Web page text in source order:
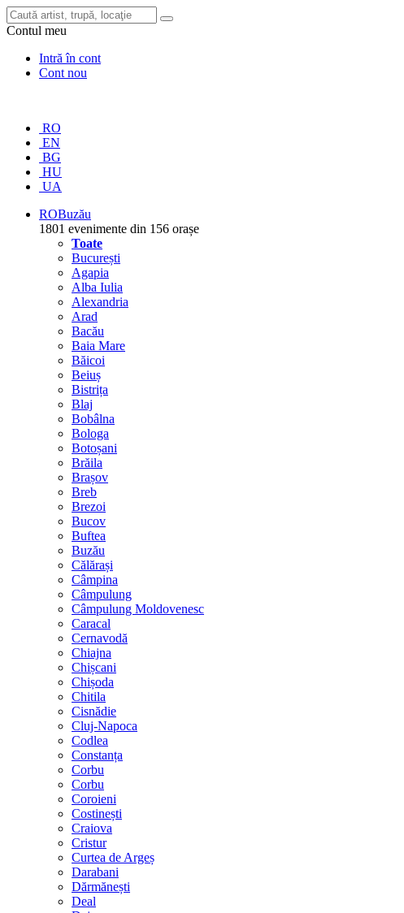
Contul meu
Intră în cont
Cont nou
RO
EN
BG
HU
UA
ROBuzău
1801 evenimente din 156 orașe
Toate
București
Agapia
Alba Iulia
Alexandria
Arad
Bacău
Baia Mare
Băicoi
Beiuș
Bistrița
Blaj
Bobâlna
Bologa
Botoșani
Brăila
Brașov
Breb
Brezoi
Bucov
Buftea
Buzău
Călărași
Câmpina
Câmpulung
Câmpulung Moldovenesc
Caracal
Cernavodă
Chiajna
Chișcani
Chișoda
Chitila
Cisnădie
Cluj-Napoca
Codlea
Constanța
Corbu
Corbu
Coroieni
Costinești
Craiova
Cristur
Curtea de Argeș
Darabani
Dărmănești
Deal